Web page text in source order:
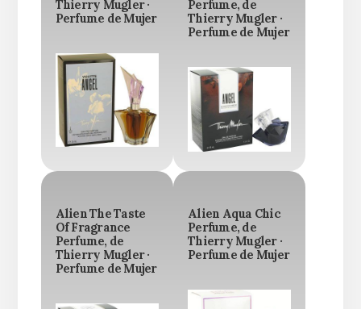
Thierry Mugler ·
Perfume de Mujer
Perfume, de
Thierry Mugler ·
Perfume de Mujer
Alien The Taste
Of Fragrance
Perfume, de
Thierry Mugler ·
Perfume de Mujer
Alien Aqua Chic
Perfume, de
Thierry Mugler ·
Perfume de Mujer